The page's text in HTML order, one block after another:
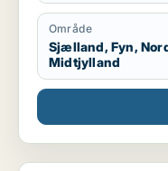
Område
Sjælland, Fyn,
Midtjylland